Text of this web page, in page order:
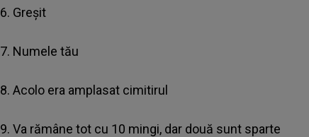
6. Greşit
7. Numele tău
8. Acolo era amplasat cimitirul
9. Va rămâne tot cu 10 mingi, dar două sunt sparte